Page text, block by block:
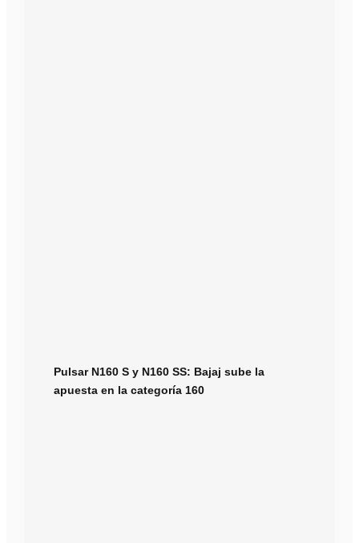
Pulsar N160 S y N160 SS: Bajaj sube la
apuesta en la categoría 160